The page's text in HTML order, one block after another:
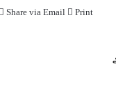
Share via Email Print